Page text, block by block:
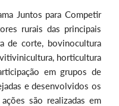
Juntos para Competir
rurais das principais
de corte, bovinocultura
horticultura
em grupos de
e desenvolvidos os
são realizadas em